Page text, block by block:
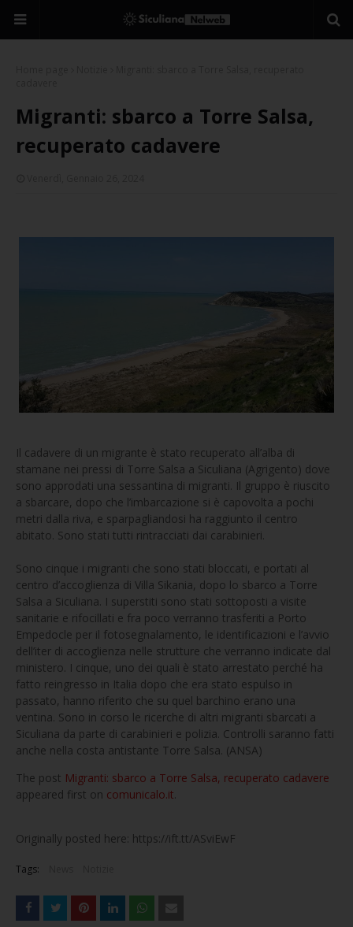
Migranti: sbarco a Torre Salsa,
recuperato cadavere
Il cadavere di un migrante è stato recuperato all’alba di
stamane nei pressi di Torre Salsa a Siculiana (Agrigento) dove
sono approdati una sessantina di migranti. Il gruppo è riuscito
a sbarcare, dopo che l’imbarcazione si è capovolta a pochi
metri dalla riva, e sparpagliandosi ha raggiunto il centro
abitato. Sono stati tutti rintracciati dai carabinieri.
Sono cinque i migranti che sono stati bloccati, e portati al
centro d’accoglienza di Villa Sikania, dopo lo sbarco a Torre
Salsa a Siculiana. I superstiti sono stati sottoposti a visite
sanitarie e rifocillati e fra poco verranno trasferiti a Porto
Empedocle per il fotosegnalamento, le identificazioni e l’avvio
dell’iter di accoglienza nelle strutture che verranno indicate dal
ministero. I cinque, uno dei quali è stato arrestato perché ha
fatto reingresso in Italia dopo che era stato espulso in
passato, hanno riferito che su quel barchino erano una
ventina. Sono in corso le ricerche di altri migranti sbarcati a
Siculiana da parte di carabinieri e polizia. Controlli saranno fatti
anche nella costa antistante Torre Salsa. (ANSA)
The post Migranti: sbarco a Torre Salsa, recuperato cadavere
appeared first on comunicalo.it.
Originally posted here: https://ift.tt/ASviEwF
Tags: